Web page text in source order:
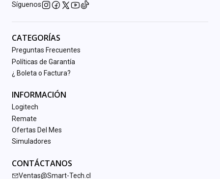
Síguenos
CATEGORÍAS
Preguntas Frecuentes
Políticas de Garantía
¿ Boleta o Factura?
INFORMACIÓN
Logitech
Remate
Ofertas Del Mes
Simuladores
CONTÁCTANOS
Ventas@Smart-Tech.cl